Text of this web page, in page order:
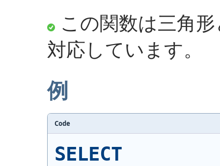
この関数は三角
対応しています。
例
Code
SELECT